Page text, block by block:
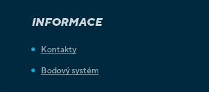
INFORMACE
Kontakty
Bodový systém